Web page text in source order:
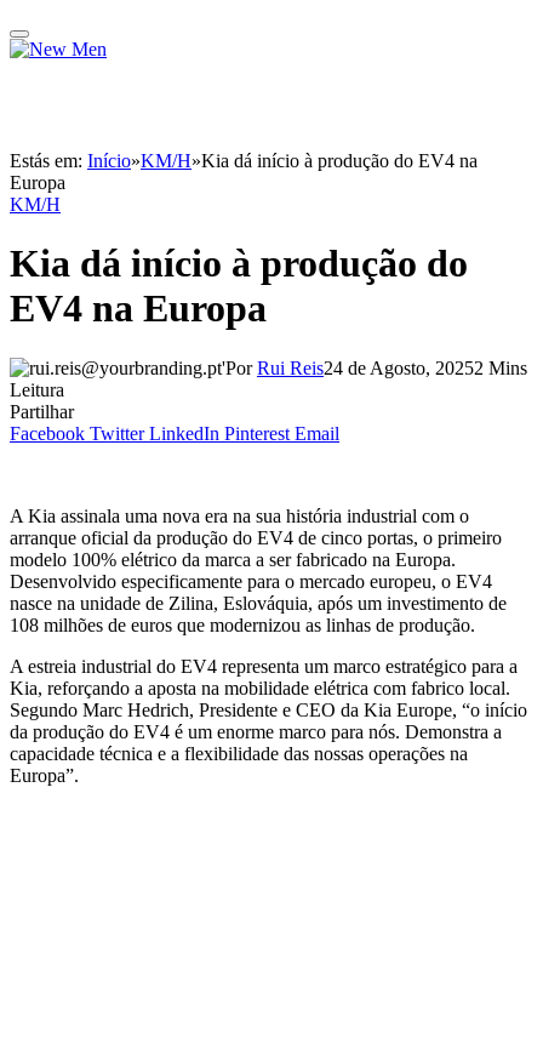
Estás em: Início»KM/H»Kia dá início à produção do EV4 na
Europa
KM/H
Kia dá início à produção do
EV4 na Europa
Por Rui Reis24 de Agosto, 20252 Mins
Leitura
Partilhar
Facebook Twitter LinkedIn Pinterest Email
A Kia assinala uma nova era na sua história industrial com o
arranque oficial da produção do EV4 de cinco portas, o primeiro
modelo 100% elétrico da marca a ser fabricado na Europa.
Desenvolvido especificamente para o mercado europeu, o EV4
nasce na unidade de Zilina, Eslováquia, após um investimento de
108 milhões de euros que modernizou as linhas de produção.
A estreia industrial do EV4 representa um marco estratégico para a
Kia, reforçando a aposta na mobilidade elétrica com fabrico local.
Segundo Marc Hedrich, Presidente e CEO da Kia Europe, “o início
da produção do EV4 é um enorme marco para nós. Demonstra a
capacidade técnica e a flexibilidade das nossas operações na
Europa”.